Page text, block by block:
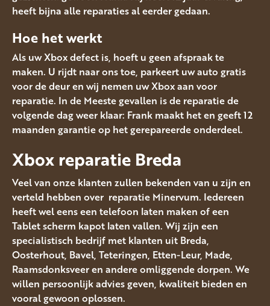
heeft bijna alle reparaties al eerder gedaan.
Hoe het werkt
Als uw Xbox defect is, hoeft u geen afspraak te
maken. U rijdt naar ons toe, parkeert uw auto gratis
voor de deur en wij nemen uw Xbox aan voor
reparatie. In de Meeste gevallen is de reparatie de
volgende dag weer klaar: Frank maakt het en geeft 12
maanden garantie op het gerepareerde onderdeel.
Xbox reparatie Breda
Veel van onze klanten zullen bekenden van u zijn en
verteld hebben over reparatie Minervum. Iedereen
heeft wel eens een telefoon laten maken of een
Tablet scherm kapot laten vallen. Wij zijn een
specialistisch bedrijf met klanten uit Breda,
Oosterhout, Bavel, Teteringen, Etten-Leur, Made,
Raamsdonksveer en andere omliggende dorpen. We
willen persoonlijk advies geven, kwaliteit bieden en
vooral gewoon oplossen.